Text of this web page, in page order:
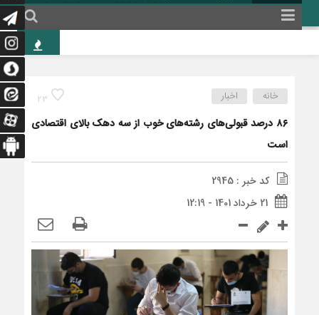
23 خانه اخبار
۸۶ درصد قبولی‌های رشته‌های خوب از سه دهک بالای اقتصادی
است
کد خبر : 2945
21 خرداد 1401 - 12:19